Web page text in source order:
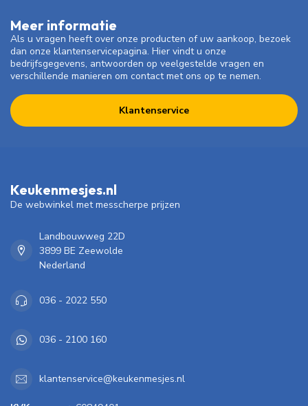
Meer informatie
Als u vragen heeft over onze producten of uw aankoop, bezoek
dan onze klantenservicepagina. Hier vindt u onze
bedrijfsgegevens, antwoorden op veelgestelde vragen en
verschillende manieren om contact met ons op te nemen.
Klantenservice
Keukenmesjes.nl
De webwinkel met messcherpe prijzen
Landbouwweg 22D
3899 BE Zeewolde
Nederland
036 - 2022 550
036 - 2100 160
klantenservice@keukenmesjes.nl